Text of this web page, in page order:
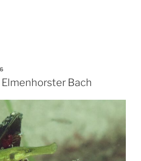
Bach